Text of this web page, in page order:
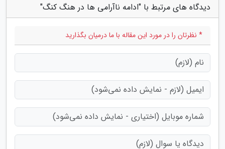
دیدگاه های مرتبط با "ادامه ناآرامی ها در هنگ کنگ"
* نظرتان را در مورد این مقاله با ما درمیان بگذارید